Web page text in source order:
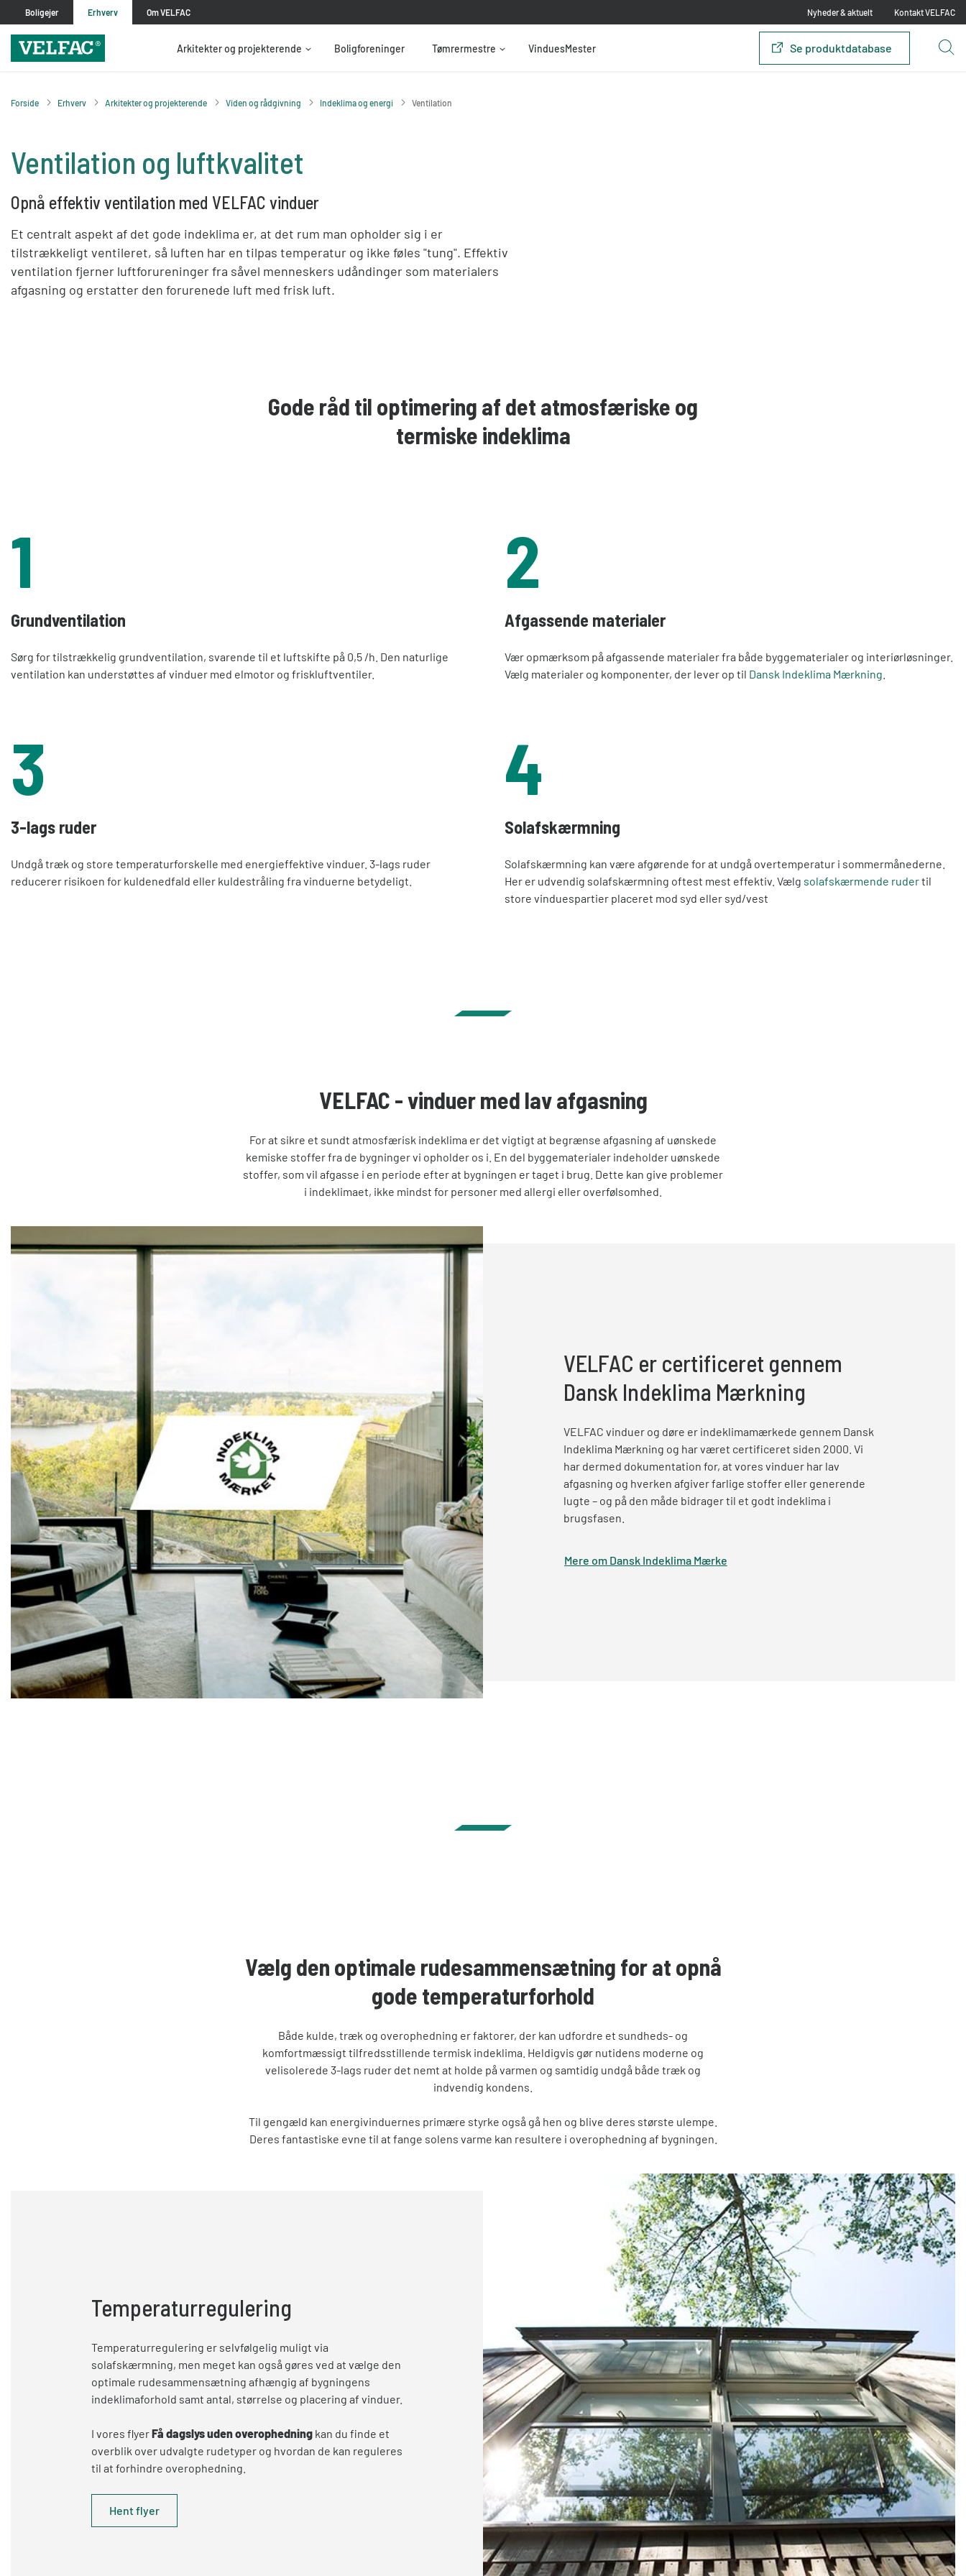
Nyheder & aktuelt Kontakt VELFAC
Boligejer Erhverv Om VELFAC
Arkitekter og projekterende Boligforeninger Tømrermestre VinduesMester Se produktdatabase
Forside Erhverv Arkitekter og projekterende Viden og rådgivning Indeklima og energi Ventilation
Ventilation og luftkvalitet
Opnå effektiv ventilation med VELFAC vinduer
Et centralt aspekt af det gode indeklima er, at det rum man opholder sig i er
tilstrækkeligt ventileret, så luften har en tilpas temperatur og ikke føles "tung". Effektiv
ventilation fjerner luftforureninger fra såvel menneskers udåndinger som materialers
afgasning og erstatter den forurenede luft med frisk luft.
Gode råd til optimering af det atmosfæriske og
termiske indeklima
1
Grundventilation
Sørg for tilstrækkelig grundventilation, svarende til et luftskifte på 0,5 /h. Den naturlige
ventilation kan understøttes af vinduer med elmotor og friskluftventiler.
2
Afgassende materialer
Vær opmærksom på afgassende materialer fra både byggematerialer og interiørløsninger.
Vælg materialer og komponenter, der lever op til Dansk Indeklima Mærkning
3
3-lags ruder
Undgå træk og store temperaturforskelle med energieffektive vinduer. 3-lags ruder
reducerer risikoen for kuldenedfald eller kuldestråling fra vinduerne betydeligt.
4
Solafskærmning
Solafskærmning kan være afgørende for at undgå overtemperatur i sommermånederne.
Her er udvendig solafskærmning oftest mest effektiv. Vælg solafskærmende rudertil
store vinduespartier placeret mod syd eller syd/vest
VELFAC - vinduer med lav afgasning
For at sikre et sundt atmosfærisk indeklima er det vigtigt at begrænse afgasning af uønskede
kemiske stoffer fra de bygninger vi opholder os i. En del byggematerialer indeholder uønskede
stoffer, som vil afgasse i en periode efter at bygningen er taget i brug. Dette kan give problemer
i indeklimaet, ikke mindst for personer med allergi eller overfølsomhed.
VELFAC er certificeret gennem
Dansk Indeklima Mærkning
VELFAC vinduer og døre er indeklimamærkede gennem Dansk
Indeklima Mærkning og har været certificeret siden 2000. Vi
har dermed dokumentation for, at vores vinduer har lav
afgasning og hverken afgiver farlige stoffer eller generende
lugte – og på den måde bidrager til et godt indeklima i
brugsfasen.
Mere om Dansk Indeklima Mærke
Vælg den optimale rudesammensætning for at opnå
gode temperaturforhold
Både kulde, træk og overophedning er faktorer, der kan udfordre et sundheds- og
komfortmæssigt tilfredsstillende termisk indeklima. Heldigvis gør nutidens moderne og
velisolerede 3-lags ruder det nemt at holde på varmen og samtidig undgå både træk og
indvendig kondens.
Til gengæld kan energivinduernes primære styrke også gå hen og blive deres største ulempe.
Deres fantastiske evne til at fange solens varme kan resultere i overophedning af bygningen.
Temperaturregulering
Temperaturregulering er selvfølgelig muligt via
solafskærmning, men meget kan også gøres ved at vælge den
optimale rudesammensætning afhængig af bygningens
indeklimaforhold samt antal, størrelse og placering af vinduer.
I vores flyerFå dagslys uden overophedningkan du finde et
overblik over udvalgte rudetyper og hvordan de kan reguleres
til at forhindre overophedning.
Hent flyer